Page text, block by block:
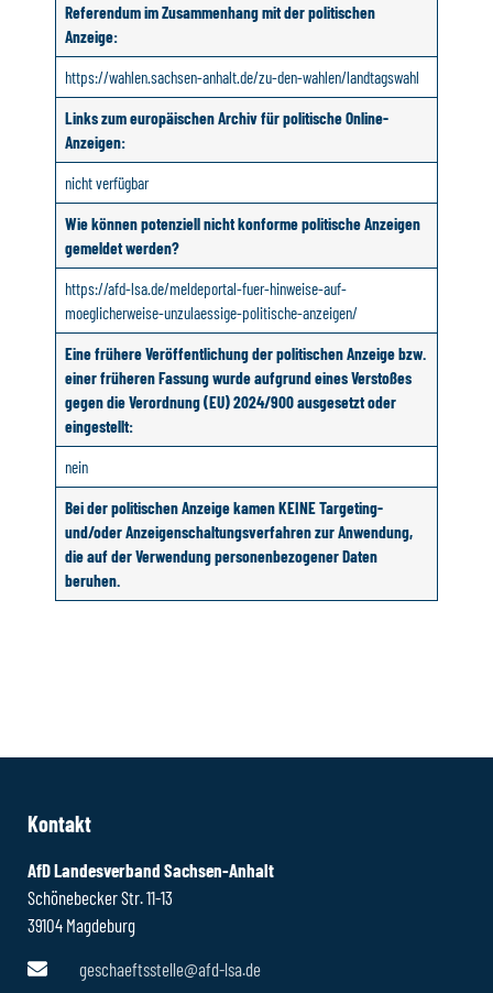
Referendum im Zusammenhang mit der politischen
Anzeige:
https://wahlen.sachsen-anhalt.de/zu-den-wahlen/landtagswahl
Links zum europäischen Archiv für politische Online-
Anzeigen:
nicht verfügbar
Wie können potenziell nicht konforme politische Anzeigen
gemeldet werden?
https://afd-lsa.de/meldeportal-fuer-hinweise-auf-
moeglicherweise-unzulaessige-politische-anzeigen/
Eine frühere Veröffentlichung der politischen Anzeige bzw.
einer früheren Fassung wurde aufgrund eines Verstoßes
gegen die Verordnung (EU) 2024/900 ausgesetzt oder
eingestellt:
nein
Bei der politischen Anzeige kamen KEINE Targeting-
und/oder Anzeigenschaltungsverfahren zur Anwendung,
die auf der Verwendung personenbezogener Daten
beruhen.
Kontakt
AfD Landesverband Sachsen-Anhalt
Schönebecker Str. 11-13
39104 Magdeburg
geschaeftsstelle@afd-lsa.de